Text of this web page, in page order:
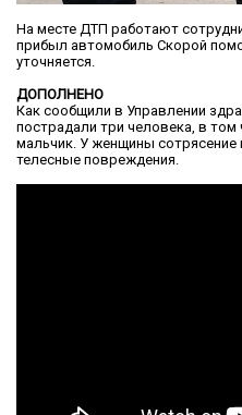
На месте ДТП работают
прибыл автомобиль Скорой
уточняется.
ДОПОЛНЕНО
Как сообщили в Управлении
пострадали три человека, в
мальчик. У женщины сотрясение
телесные повреждения.